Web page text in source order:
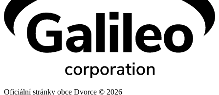
Oficiální stránky obce Dvorce © 2026